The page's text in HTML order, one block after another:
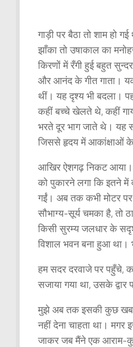
गाड़ी पर बैठा तो शाम
झाँका तो उषाकाल का
किरणों में रँगी हुई बहुत
और आनंद के गीत गाता।
थीं। यह दृश्य भी बदला।
कहीं बच्चे खेलते थे, कहीं
भरते दूर भाग जाते थे। यह
जिससे हृदय में आकांक्षाओं
आखिर ऐशगढ़ निकट आया।
को पुकारने लगा कि इतने
गईं। अब तक कभी मोटर
सौभाग्य-सूर्य चमका है,
किसी सुरम्य जलधार के
विशाल भवन बना हुआ था।
हम सदर दरवाजे पर पहुँचे,
सजाया गया था, उसके
मुझे अब तक इसकी कुछ खबर
नहीं देना चाहता था।
जाकर जब मैंने एक आराम-